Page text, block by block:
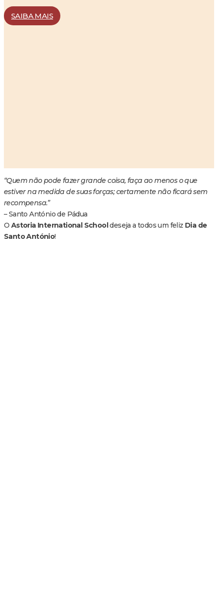
SAIBA MAIS
“Quem não pode fazer grande coisa, faça ao menos o que
estiver na medida de suas forças; certamente não ficará sem
recompensa.”
– Santo António de Pádua
O Astoria International Schooldeseja a todos um feliz Dia de
Santo António!